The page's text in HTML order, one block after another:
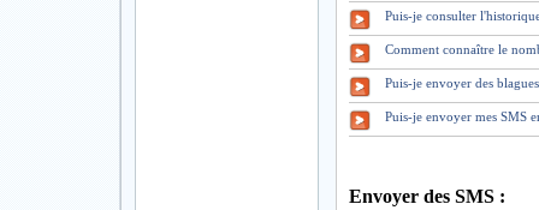
Puis-je consulter
Comment connaître le
Puis-je envoyer des
Puis-je envoyer mes SMS
Envoyer des SMS :